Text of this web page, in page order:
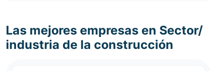
Las mejores empresas en Sector/
industria de la construcción